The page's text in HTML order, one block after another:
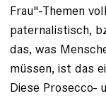
Frau"-Themen
paternalistisch,
das, was
müssen, ist das
Diese Prosecco-